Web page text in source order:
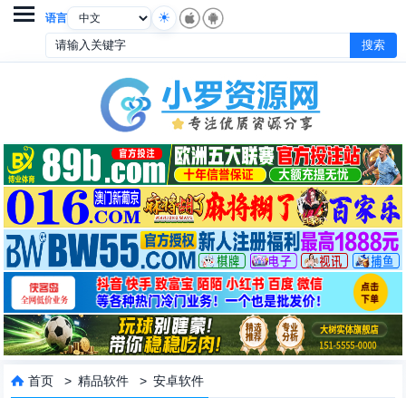
语言

 首页 >精品软件 >安卓软件